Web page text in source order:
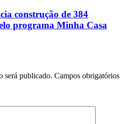
construção de 384
programa Minha Casa
será publicado. Campos obrigatórios